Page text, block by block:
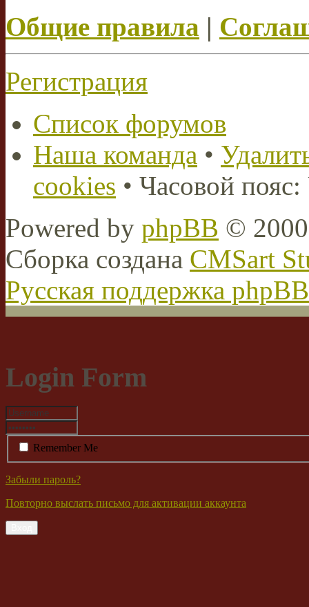
Общие правила |
Регистрация
Список форумов
Наша команда •
cookies • Часовой
Powered by phpBB ©
Сборка создана CMSart
Русская поддержка phpBB
Login Form
Remember Me
Забыли пароль?
Повторно выслать письмо для активации аккаунта